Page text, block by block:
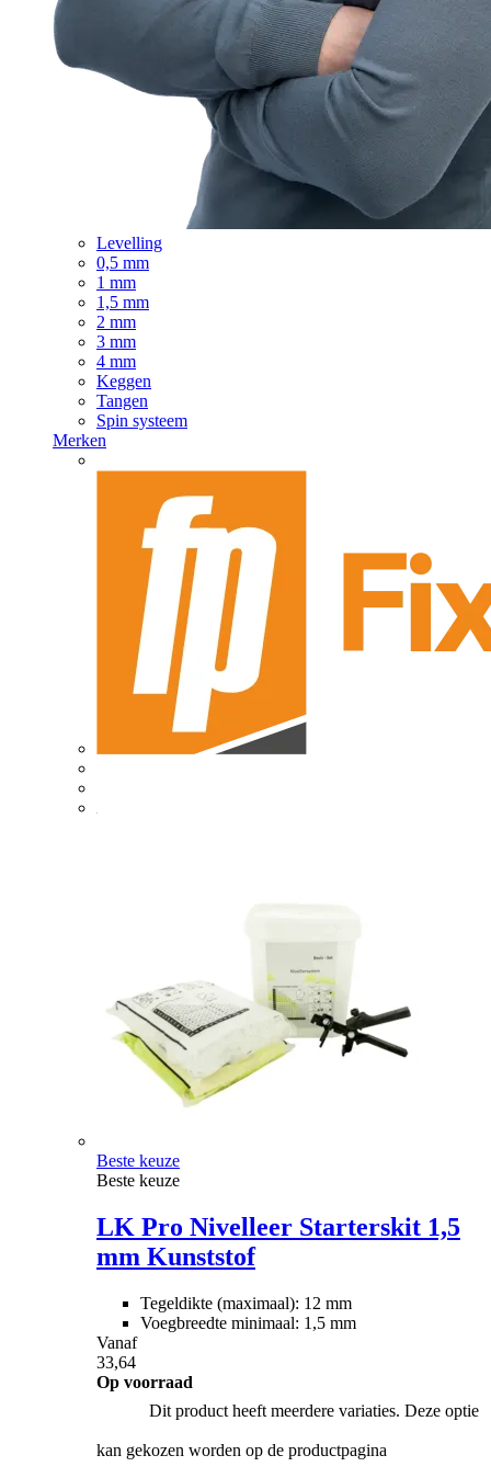
Levelling
0,5 mm
1 mm
1,5 mm
2 mm
3 mm
4 mm
Keggen
Tangen
Spin systeem
Merken
Beste keuze
Beste keuze
LK Pro Nivelleer Starterskit 1,5
mm Kunststof
Tegeldikte (maximaal): 12 mm
Voegbreedte minimaal: 1,5 mm
Vanaf
33,64
Op voorraad
Dit product heeft meerdere variaties. Deze optie
kan gekozen worden op de productpagina